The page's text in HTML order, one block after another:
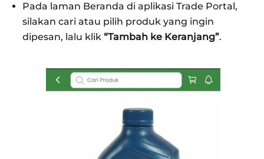
Pada laman Beranda di aplikasi Trade Portal,
silakan cari atau pilih produk yang ingin
dipesan, lalu klik “Tambah ke Keranjang”.